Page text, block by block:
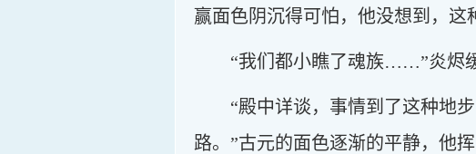
赢面色阴沉得可怕，他没想到，这
“我们都小瞧了魂族……”炎烬
“殿中详谈，事情到了这种地
路。”古元的面色逐渐的平静，他